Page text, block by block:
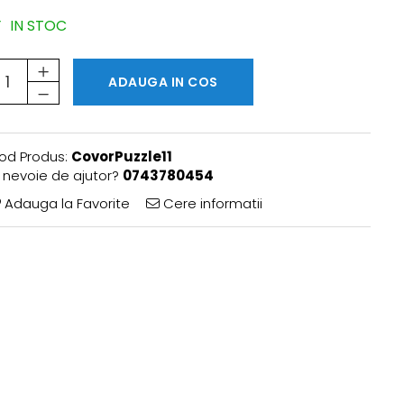
IN STOC
ADAUGA IN COS
Produs: CovorPuzzle11
nevoie de ajutor? 0743780454
Adauga la Favorite
Cere informatii